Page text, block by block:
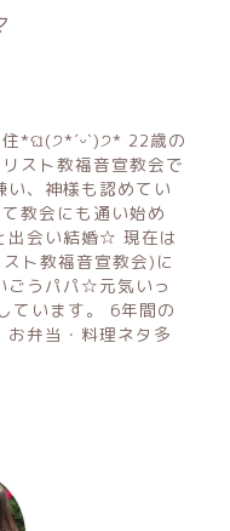
*ଘ(੭*ˊᵕˋ)੭* 22歳の
スト教福音宣教会で
、神様も認めてい
教会にも通い始め
出会い結婚☆ 現在は
ト教福音宣教会)に
ごうパパ☆元気いっ
ています。 6年間の
弁当・料理ネタ多